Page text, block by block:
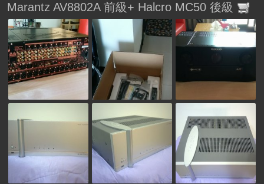
Marantz AV8802A 前級+ Halcro MC50 後級